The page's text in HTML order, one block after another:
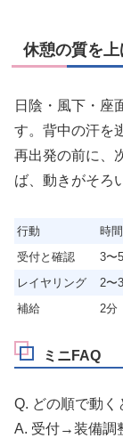
休憩の質を
日陰・風下・座
す。背中の汗を
再出発の前に、
ば、動きがそろ
行動 時
受付と確認
3〜
レイヤリング
2〜
補給
2分
ミニFAQ
Q. どの順で動く
A. 受付→装備調